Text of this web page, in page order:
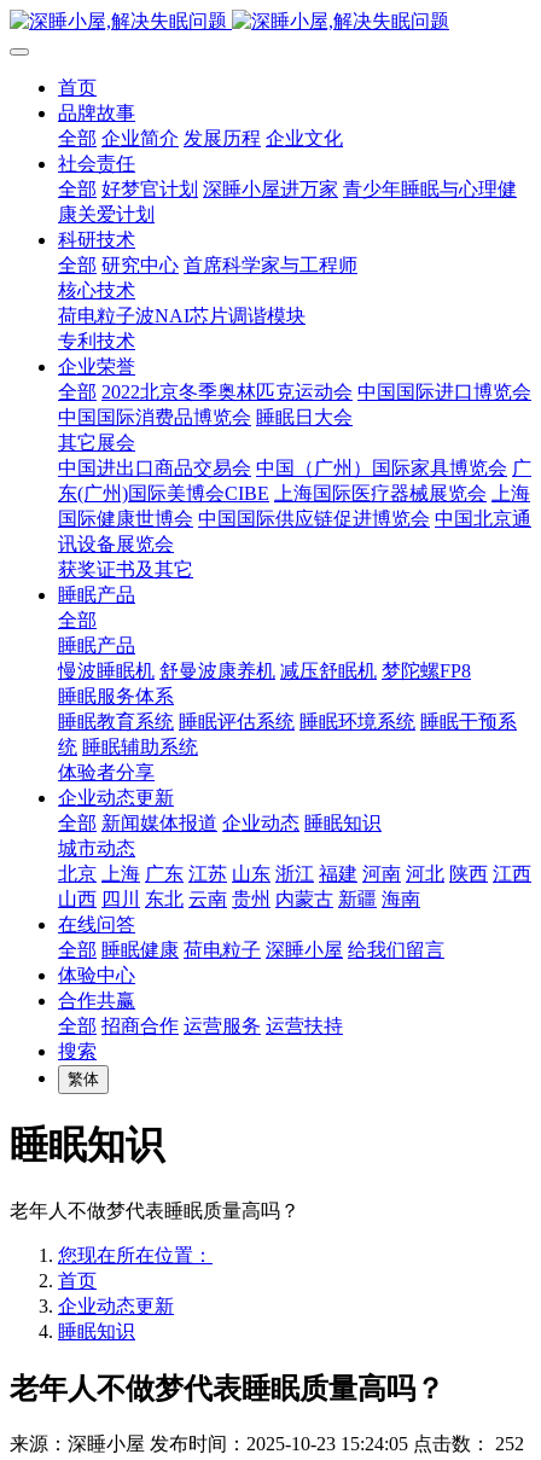
首页
品牌故事
全部 企业简介 发展历程 企业文化
社会责任
全部 好梦官计划 深睡小屋进万家 青少年睡眠与心理健
康关爱计划
科研技术
全部 研究中心 首席科学家与工程师
核心技术
荷电粒子波NAI芯片调谐模块
专利技术
企业荣誉
全部 2022北京冬季奥林匹克运动会 中国国际进口博览会
中国国际消费品博览会 睡眠日大会
其它展会
中国进出口商品交易会 中国（广州）国际家具博览会 广
东(广州)国际美博会CIBE
上海国际医疗器械展览会
上海
国际健康世博会 中国国际供应链促进博览会 中国北京通
讯设备展览会
获奖证书及其它
睡眠产品
全部
睡眠产品
慢波睡眠机 舒曼波康养机 减压舒眠机 梦陀螺FP8
睡眠服务体系
睡眠教育系统 睡眠评估系统 睡眠环境系统 睡眠干预系
统 睡眠辅助系统
体验者分享
企业动态更新
全部 新闻媒体报道 企业动态 睡眠知识
城市动态
北京
上海 广东 江苏 山东 浙江 福建 河南 河北 陕西 江西
山西 四川 东北 云南 贵州 内蒙古 新疆 海南
在线问答
全部 睡眠健康 荷电粒子 深睡小屋 给我们留言
体验中心
合作共赢
全部 招商合作 运营服务 运营扶持
搜索
繁体
睡眠知识
老年人不做梦代表睡眠质量高吗？
您现在所在位置：
首页
企业动态更新
睡眠知识
老年人不做梦代表睡眠质量高吗？
来源：深睡小屋 发布时间：2025-10-23 15:24:05 点击数： 252